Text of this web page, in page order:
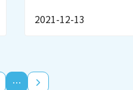
2021-12-13
…